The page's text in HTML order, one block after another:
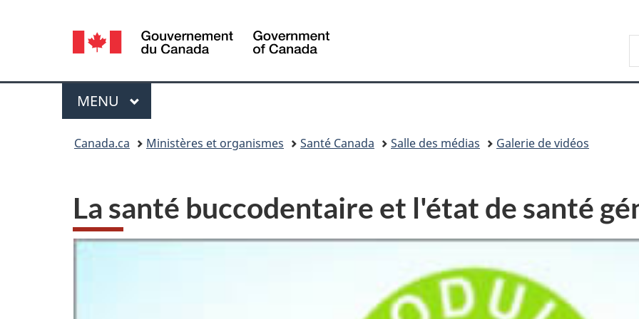
sujet
HTML
Sélection
de
la
langue
Canada
Menu
MENU PRINCIPAL
Canada.ca Ministères et organismes Santé Canada Salle des médias Galerie de vidéos
La santé buccodentaire et l'état de santé